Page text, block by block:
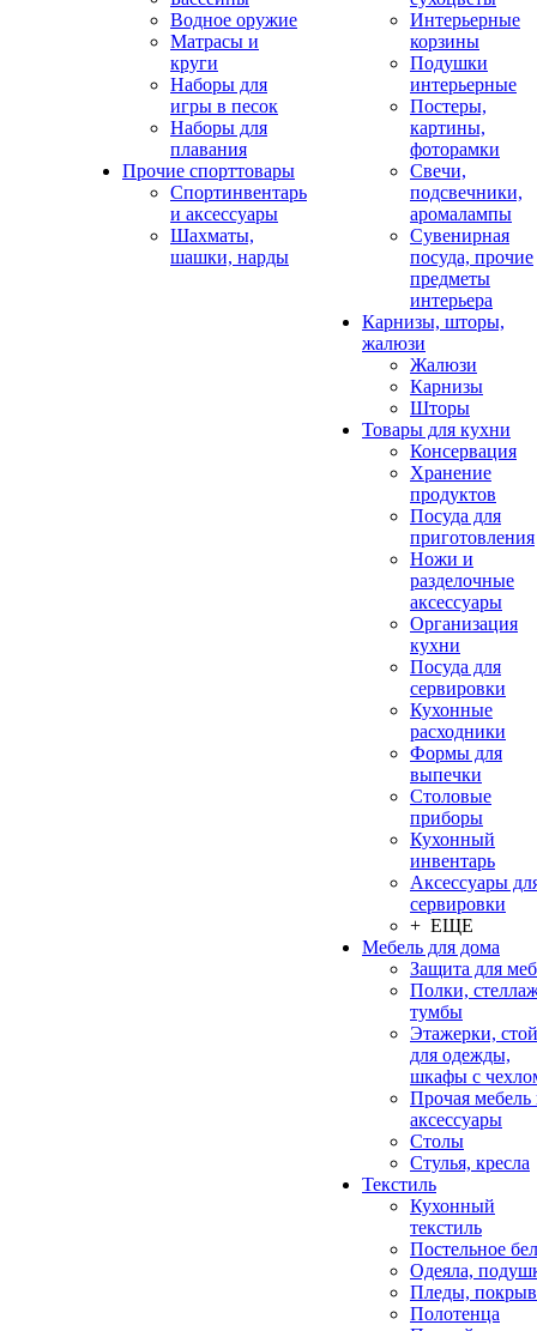
Водное оружие
Матрасы и
круги
Наборы для
игры в песок
Наборы для
плавания
Прочие спорттовары
Спортинвентарь
и аксессуары
Шахматы,
шашки, нарды
Интерьерные
корзины
Подушки
интерьерные
Постеры,
картины,
фоторамки
Свечи,
подсвечники,
аромалампы
Сувенирная
посуда, прочие
предметы
интерьера
Карнизы, шторы,
жалюзи
Жалюзи
Карнизы
Шторы
Товары для кухни
Консервация
Хранение
продуктов
Посуда для
приготовления
Ножи и
разделочные
аксессуары
Организация
кухни
Посуда для
сервировки
Кухонные
расходники
Формы для
выпечки
Столовые
приборы
Кухонный
инвентарь
Аксессуары
сервировки
+ ЕЩЕ
Мебель для дома
Защита для
Полки,
тумбы
Этажерки,
для одежды,
шкафы с
Прочая мебель
аксессуары
Столы
Стулья, кресла
Текстиль
Кухонный
текстиль
Постельное
Одеяла,
Пледы,
Полотенца